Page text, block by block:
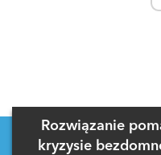
Rozwiązanie
kryzysie